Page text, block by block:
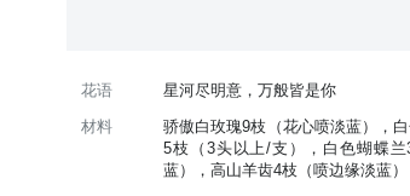
花语
星河尽明意，万般皆是你
材料
骄傲白玫瑰9枝（花心喷淡蓝），
5枝（3头以上/支），白色蝴蝶
蓝），高山羊齿4枝（喷边缘淡蓝）